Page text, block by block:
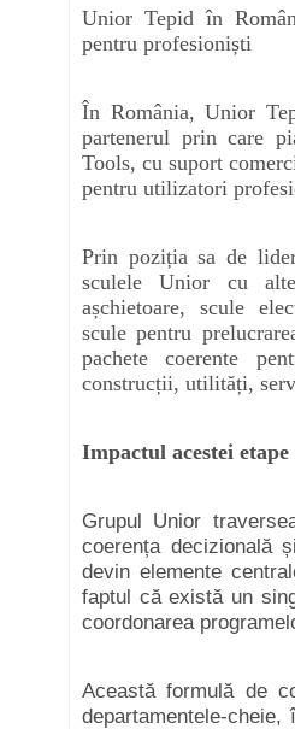
Unior Tepid în
pentru profesioniști
În România, Unior
partenerul prin care
Tools, cu suport
pentru utilizatori
Prin poziția sa de
sculele Unior cu
așchietoare, scule
scule pentru
pachete coerente
construcții, utilități,
Impactul acestei
Grupul Unior
coerența decizională
devin elemente
faptul că există un
coordonarea
Această formulă de
departamentele-